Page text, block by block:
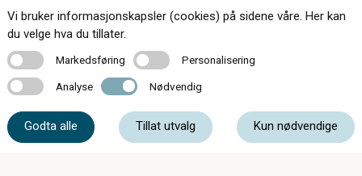
Kontakt oss
Vi bruker informasjonskapsler (cookies) på sidene våre. Her kan
du velge hva du tillater.
MarkedsføringMarkedsføring PersonaliseringPersonalisering
Analyse Analyse Nødvendig Nødvendig
Godta alle Tillat utvalg Kun nødvendige